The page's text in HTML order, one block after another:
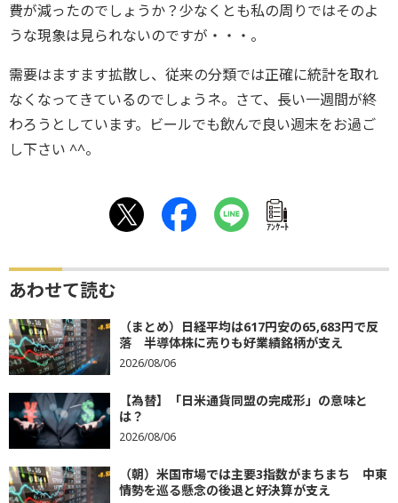
費が減ったのでしょうか？少なくとも私の周りではそのよ
うな現象は見られないのですが・・・。
需要はますます拡散し、従来の分類では正確に統計を取れ
なくなってきているのでしょうネ。さて、長い一週間が終
わろうとしています。ビールでも飲んで良い週末をお過ご
し下さい ^^。
ｱﾝｹｰﾄ
あわせて読む
（まとめ）日経平均は617円安の65,683円で反
落 半導体株に売りも好業績銘柄が支え
2026/08/06
【為替】「日米通貨同盟の完成形」の意味と
は？
2026/08/06
（朝）米国市場では主要3指数がまちまち 中東
情勢を巡る懸念の後退と好決算が支え